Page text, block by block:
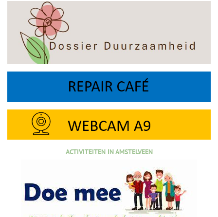
ACTIVITEITEN IN AMSTELVEEN